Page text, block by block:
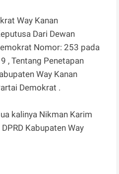
Way Kanan
Dari Dewan
Nomor: 253 pada
, Tentang Penetapan
Way Kanan
Demokrat .
kalinya Nikman Karim
Kabupaten Way